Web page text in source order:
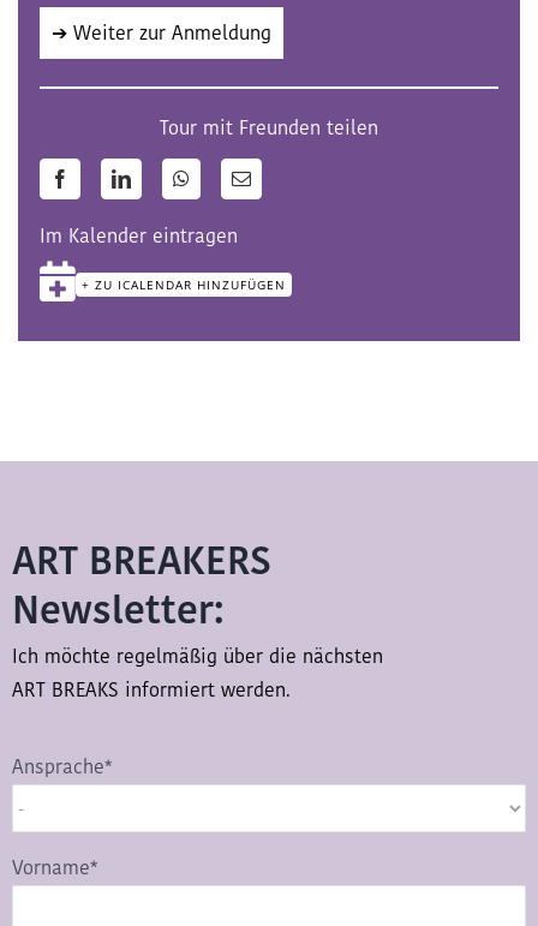
➔ Weiter zur Anmeldung
Tour mit Freunden teilen
FacebookLinkedInWhatsApp
E-
Mail
Im Kalender eintragen
+ ZU ICALENDAR HINZUFÜGEN
ART BREAKERS
Newsletter:
Ich möchte regelmäßig über die nächsten
ART BREAKS informiert werden.
Ansprache*
Vorname*